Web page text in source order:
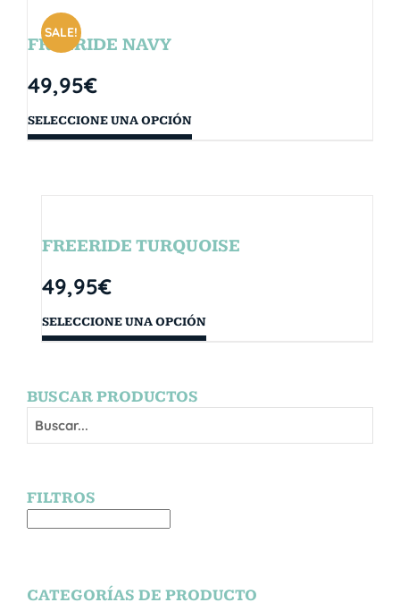
SALE!
FREERIDE NAVY
49,95€
SELECCIONE UNA OPCIÓN
FREERIDE TURQUOISE
49,95€
SELECCIONE UNA OPCIÓN
BUSCAR PRODUCTOS
FILTROS
CATEGORÍAS DE PRODUCTO